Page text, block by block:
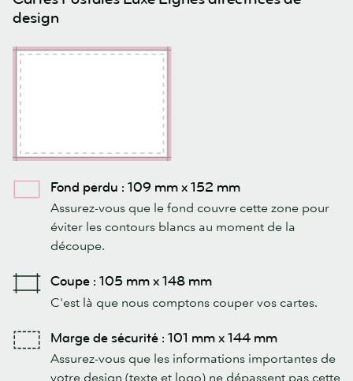
design
Fond perdu : 109 mm x 152 mm
Assurez-vous que le fond couvre cette zone pour
éviter les contours blancs au moment de la
découpe.
Coupe : 105 mm x 148 mm
C'est là que nous comptons couper vos cartes.
Marge de sécurité : 101 mm x 144 mm
Assurez-vous que les informations importantes de
votre design (texte et logo) ne dépassent pas cette